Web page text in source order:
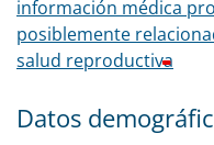
información médica
posiblemente
salud reproductiva
Datos